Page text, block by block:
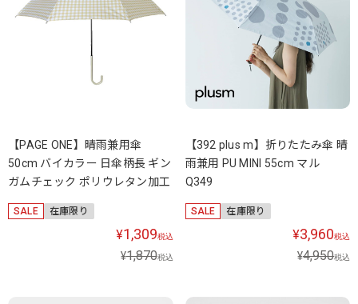
【PAGE ONE】晴雨兼用傘
50cm バイカラー 日傘柄長 ギン
ガムチェック ポリウレタン加工
SALE 在庫限り
¥1,309税込
¥1,870税込
【392 plus m】折りたたみ傘 晴
雨兼用 PU MINI 55cm マル
Q349
SALE 在庫限り
¥3,960税込
¥4,950税込